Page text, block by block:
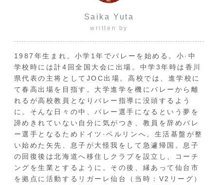
Saika Yuta
written by
1987年生まれ。小学1年でバレーを始める。小·中
学校時には計4回全国大会に出場。中学3年時は香川
県代表の主将としてJOC出場。高校では、進学校に
て春高出場を目指す。大学進学を機にバレーから離
れるが高校教員となりバレー指導に没頭するよう
に。そんな日々の中、バレー選手になるという夢を
諦めきれていない自分に気がつき、教員を辞めバレ
ー選手となるためドイツ·ベルリンへ。生活基盤が整
い始めた矢先、息子が大怪我をして急遽帰国。息子
の回復後は北海道へ移住しクラブを設立し、コーチ
ングを生業とするように。その後、縁あって仙台市
を拠点に活動するリガーレ仙台（当時：V2リーグ）